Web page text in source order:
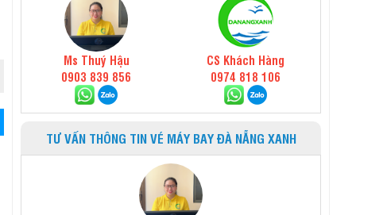
Ms Thuý Hậu
0903 839 856
CS Khách Hàng
0974 818 106
TƯ VẤN THÔNG TIN VÉ MÁY BAY ĐÀ NẴNG XANH